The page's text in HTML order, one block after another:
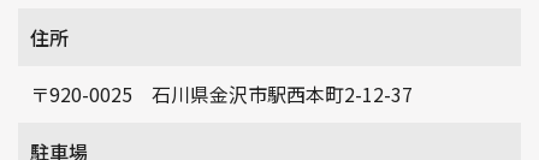
住所
〒920-0025 石川県金沢市駅西本町2-12-37
駐車場